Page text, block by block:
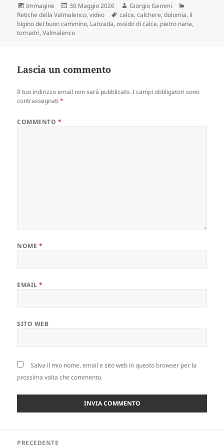
Formato
Immagine
Scritto
il
30 Maggio 2026 Autore
Giorgio Gemmi
Retiche della Valmalenco,video Tag
calce,calchere,dolomia, il
bigino del buon cammino, Lanzada,ossido di calce, pietro nana,
tornadri,Valmalenco
Lascia un commento
Il tuo indirizzo email non sarà pubblicato. I campi obbligatori sono
contrassegnati*
COMMENTO *
NOME *
EMAIL*
SITO WEB
Salva il mio nome, email e sito web in questo browser per la
prossima volta che commento.
PRECEDENTE